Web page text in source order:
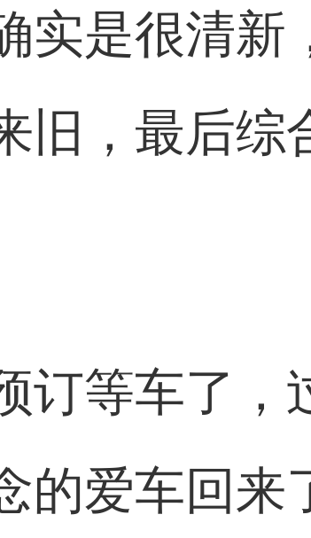
实是很清新
旧，最后综
订等车了，
的爱车回来